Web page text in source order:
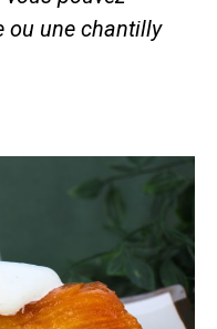
ou une chantilly